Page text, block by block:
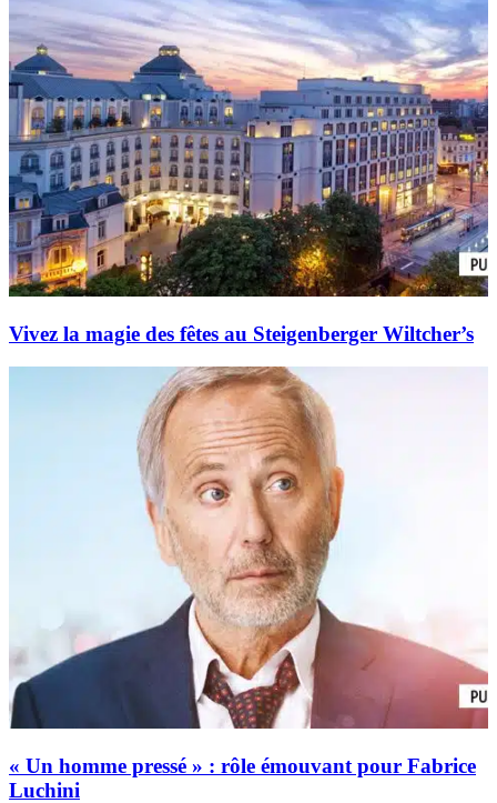
Vivez la magie des fêtes au Steigenberger Wiltcher’s
« Un homme pressé » : rôle émouvant pour Fabrice
Luchini